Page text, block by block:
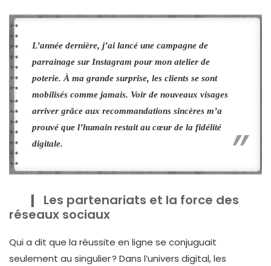
L’année dernière, j’ai lancé une campagne de
parrainage sur Instagram pour mon atelier de
poterie. À ma grande surprise, les clients se sont
mobilisés comme jamais. Voir de nouveaux visages
arriver grâce aux recommandations sincères m’a
prouvé que l’humain restait au cœur de la fidélité
digitale.
Les partenariats et la force des
réseaux sociaux
Qui a dit que la réussite en ligne se conjuguait
seulement au singulier ? Dans l’univers digital, les